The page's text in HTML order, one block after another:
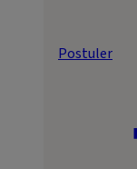
Postuler